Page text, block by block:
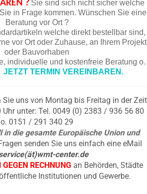
? Sie sind sich nicht sicher welche
in Frage kommen. Wünschen Sie eine
Beratung vor Ort ?
welche direkt bestellbar sind,
vor Ort oder Zuhause, an Ihrem Projekt
oder Bauvorhaben
individuelle und kostenfreie Beratung o.
JETZT TERMIN VEREINBAREN.
Sie uns von Montag bis Freitag in der Zeit
unter: Tel. 0049 (0) 2383 / 936 56 80
o. 0151 / 291 340 29
in die gesamte Europäische Union und
senden Sie uns einfach eine eMail
center.de
RECHNUNG an Behörden, Städte
Institutionen und Gewerbe.